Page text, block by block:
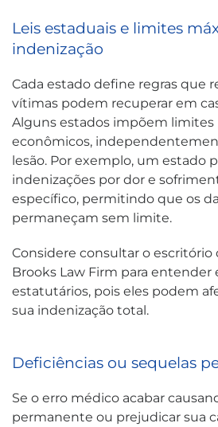
Leis estaduais e limites
indenização
Cada estado define regras que
vítimas podem recuperar em
Alguns estados impõem limites
econômicos,
lesão. Por exemplo, um estado
indenizações por dor e
específico, permitindo que os
permaneçam sem limite.
Considere consultar o escritório
Brooks Law Firm para entender
estatutários, pois eles podem
sua indenização total.
Deficiências ou sequelas
Se o erro médico acabar
permanente ou prejudicar sua